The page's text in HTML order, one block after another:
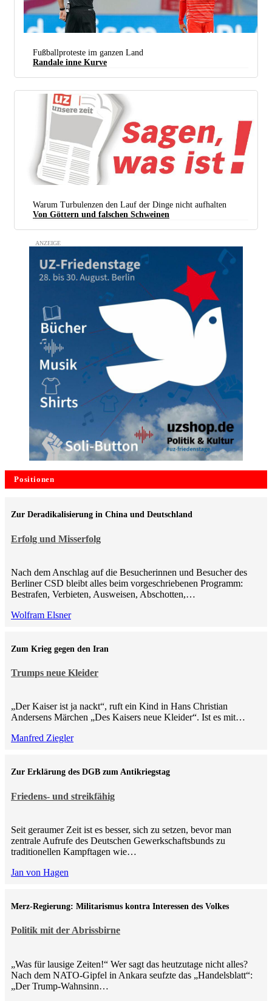
„Hier wird erst wieder gespielt, wenn ich wieder anpfeiffe!“ Spielunterbrechungen als Protest
Steffen Prößdorf / Wikipedia / CC BY-SA 4.0 Deed /
Fußballproteste im ganzen Land
Randale inne Kurve
Warum Turbulenzen den Lauf der Dinge nicht aufhalten
Von Göttern und falschen Schweinen
Positionen
Erfolg und Misserfolg
Zur Deradikalisierung in China und Deutschland
Nach dem Anschlag auf die Besucherinnen und Besucher des
Berliner CSD bleibt alles beim vorgeschriebenen Programm:
Bestrafen, Verbieten, Ausweisen, Abschotten,…
Wolfram Elsner
Trumps neue Kleider
Zum Krieg gegen den Iran
„Der Kaiser ist ja nackt“, ruft ein Kind in Hans Christian
Andersens Märchen „Des Kaisers neue Kleider“. Ist es mit…
Manfred Ziegler
Friedens- und streikfähig
Zur Erklärung des DGB zum Antikriegstag
Seit geraumer Zeit ist es besser, sich zu setzen, bevor man
zentrale Aufrufe des Deutschen Gewerkschaftsbunds zu
traditionellen Kampftagen wie…
Jan von Hagen
Politik mit der Abrissbirne
Merz-Regierung: Militarismus kontra Inte­ressen des Volkes
„Was für lausige Zeiten!“ Wer sagt das heutzutage nicht alles?
Nach dem NATO-Gipfel in Ankara seufzte das „Handelsblatt“:
„Der Trump-Wahnsinn…